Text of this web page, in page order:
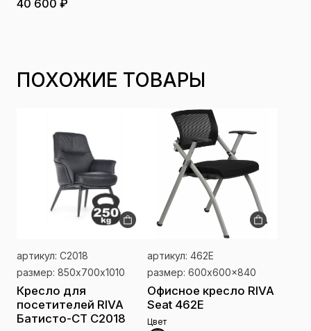
40 600 ₽
ПОХОЖИЕ ТОВАРЫ
артикул: C2018
размер: 850х700х1010
Кресло для
посетителей RIVA
Батисто-СТ C2018
артикул: 462Е
размер: 600x600x840
Офисное кресло RIVA
Seat 462Е
Цвет